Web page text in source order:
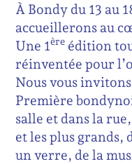
À Bondy du 13 au
accueillerons au
Une 1ère édition
réinventée pour
Nous vous
Première
salle et dans la
et les plus grands,
un verre, de la